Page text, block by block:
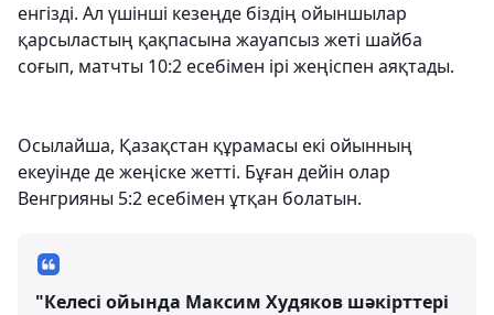
енгізді. Ал үшінші кезеңде біздің ойыншылар
қарсыластың қақпасына жауапсыз жеті шайба
соғып, матчты 10:2 есебімен ірі жеңіспен аяқтады.
Осылайша, Қазақстан құрамасы екі ойынның
екеуінде де жеңіске жетті. Бұған дейін олар
Венгрияны 5:2 есебімен ұтқан болатын.
"Келесі ойында Максим Худяков шәкірттері